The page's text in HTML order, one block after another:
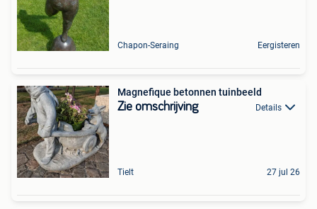
Chapon-Seraing Eergisteren
Magnefique betonnen tuinbeeld
Zie omschrijving Details
Tielt 27 jul 26